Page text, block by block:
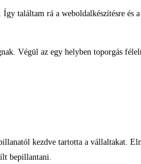
találtam rá a weboldalkészítésre és
Végül az egy helyben toporgás
kezdve tartotta a vállaltakat.
bepillantani.